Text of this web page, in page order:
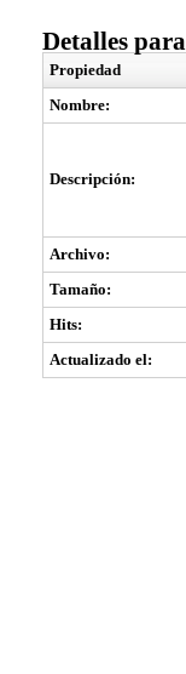
Detalles para
Propiedad
Nombre:
Descripción:
Archivo:
Tamaño:
Hits:
Actualizado el: